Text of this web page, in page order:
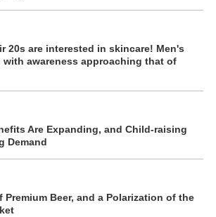
20s are interested in skincare! Men's
with awareness approaching that of
Are Expanding, and Child-raising
Demand
Premium Beer, and a Polarization of the